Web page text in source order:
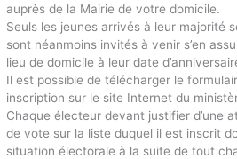
auprès de la Mairie de votre domicile.
Seuls les jeunes arrivés à leur majorité
sont néanmoins invités à venir s’en
lieu de domicile à leur date
Il est possible de télécharger le
inscription sur le site Internet du
Chaque électeur devant justifier d’une
de vote sur la liste duquel il est inscrit
situation électorale à la suite de tout